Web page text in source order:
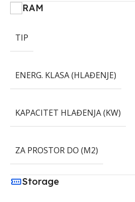
RAM
TIP
ENERG. KLASA (HLAĐENJE)
KAPACITET HLAĐENJA (KW)
ZA PROSTOR DO (M2)
Storage